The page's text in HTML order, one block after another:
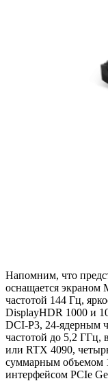
Напомним, что
оснащается экраном
частотой 144 Гц,
DisplayHDR 1000 и
DCI-P3, 24-ядерным
частотой до 5,2 ГГц,
или RTX 4090,
суммарным объемом
интерфейсом PCIe